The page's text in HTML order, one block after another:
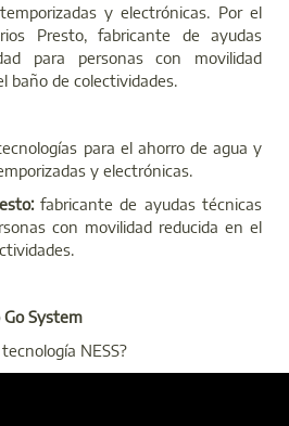
y electrónicas. Por el
Presto, fabricante de ayudas
para personas con movilidad
baño de colectividades.
para el ahorro de agua y
y electrónicas.
fabricante de ayudas técnicas
con movilidad reducida en el
Go System
NESS?